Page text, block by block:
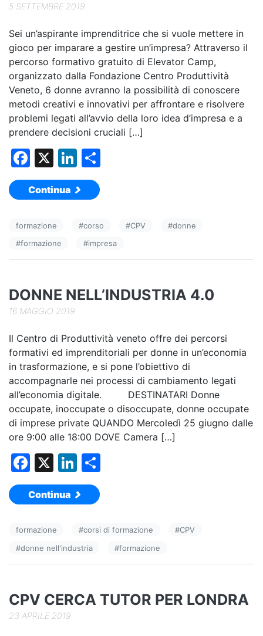
5 SETTEMBRE 2019
Sei un’aspirante imprenditrice che si vuole mettere in
gioco per imparare a gestire un’impresa? Attraverso il
percorso formativo gratuito di Elevator Camp,
organizzato dalla Fondazione Centro Produttività
Veneto, 6 donne avranno la possibilità di conoscere
metodi creativi e innovativi per affrontare e risolvere
problemi legati all’avvio della loro idea d’impresa e a
prendere decisioni cruciali […]
F
a
c
b
o
k
X
Li
n
k
dI
n
vi
di
Continua
formazione #corso #CPV #donne
#formazione #impresa
DONNE NELL’INDUSTRIA 4.0
16 MAGGIO 2019
Il Centro di Produttività veneto offre dei percorsi
formativi ed imprenditoriali per donne in un’economia
in trasformazione, e si pone l’obiettivo di
accompagnarle nei processi di cambiamento legati
all’economia digitale. DESTINATARI Donne
occupate, inoccupate o disoccupate, donne occupate
di imprese private QUANDO Mercoledì 25 giugno dalle
ore 9:00 alle 18:00 DOVE Camera […]
F
a
c
b
o
k
X
Li
n
k
dI
n
vi
di
Continua
formazione #corsi di formazione #CPV
#donne nell'industria #formazione
CPV CERCA TUTOR PER LONDRA
23 APRILE 2019